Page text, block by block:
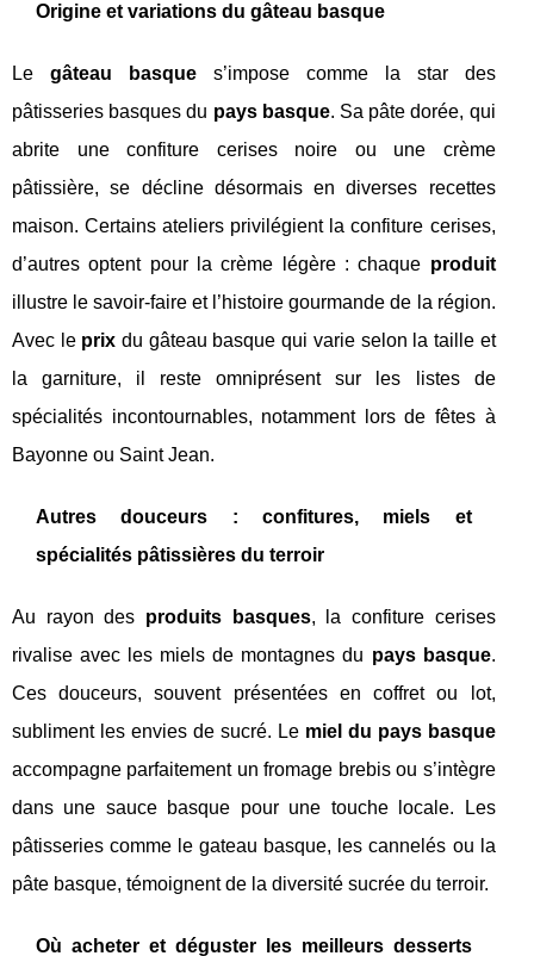
Origine et variations du gâteau basque
Le gâteau basques’impose comme la star des
pâtisseries basques du pays basque. Sa pâte dorée, qui
abrite une confiture cerises noire ou une crème
pâtissière, se décline désormais en diverses recettes
maison. Certains ateliers privilégient la confiture cerises,
d’autres optent pour la crème légère : chaque produit
illustre le savoir-faire et l’histoire gourmande de la région.
Avec le prix du gâteau basque qui varie selon la taille et
la garniture, il reste omniprésent sur les listes de
spécialités incontournables, notamment lors de fêtes à
Bayonne ou Saint Jean.
Autres douceurs : confitures, miels et
spécialités pâtissières du terroir
Au rayon des produits basques, la confiture cerises
rivalise avec les miels de montagnes du pays basque.
Ces douceurs, souvent présentées en coffret ou lot,
subliment les envies de sucré. Le miel du pays basque
accompagne parfaitement un fromage brebis ou s’intègre
dans une sauce basque pour une touche locale. Les
pâtisseries comme le gateau basque, les cannelés ou la
pâte basque, témoignent de la diversité sucrée du terroir.
Où acheter et déguster les meilleurs desserts